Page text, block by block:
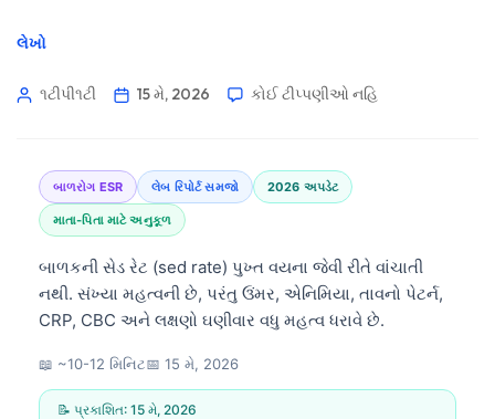
લેખો
૧ટીપી૧ટી 15 મે, 2026 કોઈ ટીપ્પણીઓ નહિ
બાળરોગ ESR લેબ રિપોર્ટ સમજો 2026 અપડેટ
માતા-પિતા માટે અનુકૂળ
બાળકની સેડ રેટ (sed rate) પુખ્ત વયના જેવી રીતે વાંચાતી
નથી. સંખ્યા મહત્વની છે, પરંતુ ઉંમર, એનિમિયા, તાવનો પેટર્ન,
CRP, CBC અને લક્ષણો ઘણીવાર વધુ મહત્વ ધરાવે છે.
📖 ~10-12 મિનિટ📅 15 મે, 2026
📝 પ્રકાશિત: 15 મે, 2026